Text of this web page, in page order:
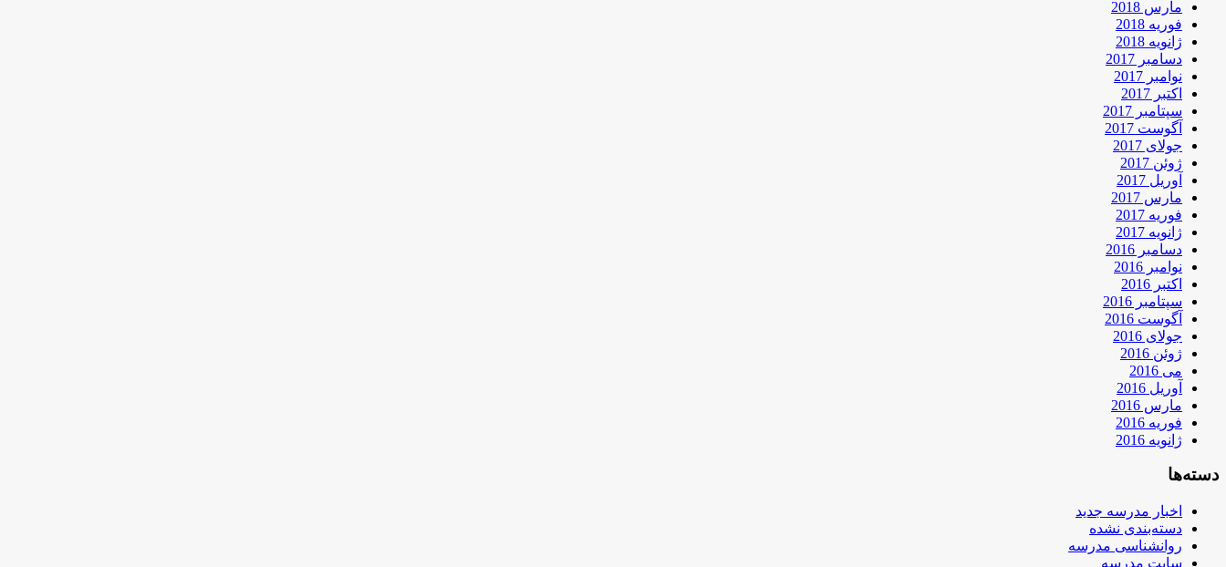
مارس 2018
فوریه 2018
ژانویه 2018
دسامبر 2017
نوامبر 2017
اکتبر 2017
سپتامبر 2017
آگوست 2017
جولای 2017
ژوئن 2017
آوریل 2017
مارس 2017
فوریه 2017
ژانویه 2017
دسامبر 2016
نوامبر 2016
اکتبر 2016
سپتامبر 2016
آگوست 2016
جولای 2016
ژوئن 2016
می 2016
آوریل 2016
مارس 2016
فوریه 2016
ژانویه 2016
دسته‌ها
اخبار مدرسه جدید
دسته‌بندی نشده
روانشناسی مدرسه
سایت مدرسه